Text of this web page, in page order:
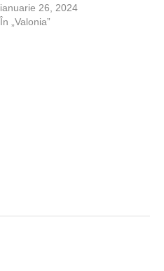
ianuarie 26, 2024
În „Valonia”